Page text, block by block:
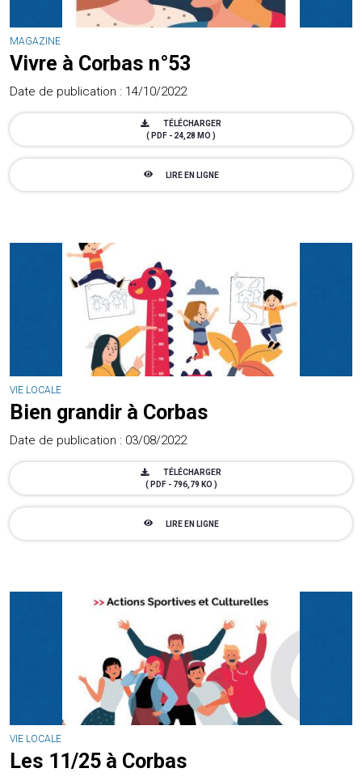
MAGAZINE
Vivre à Corbas n°53
Date de publication : 14/10/2022
TÉLÉCHARGER
( PDF - 24,28 MO )
LIRE EN LIGNE
VIE LOCALE
Bien grandir à Corbas
Date de publication : 03/08/2022
TÉLÉCHARGER
( PDF - 796,79 KO )
LIRE EN LIGNE
VIE LOCALE
Les 11/25 à Corbas